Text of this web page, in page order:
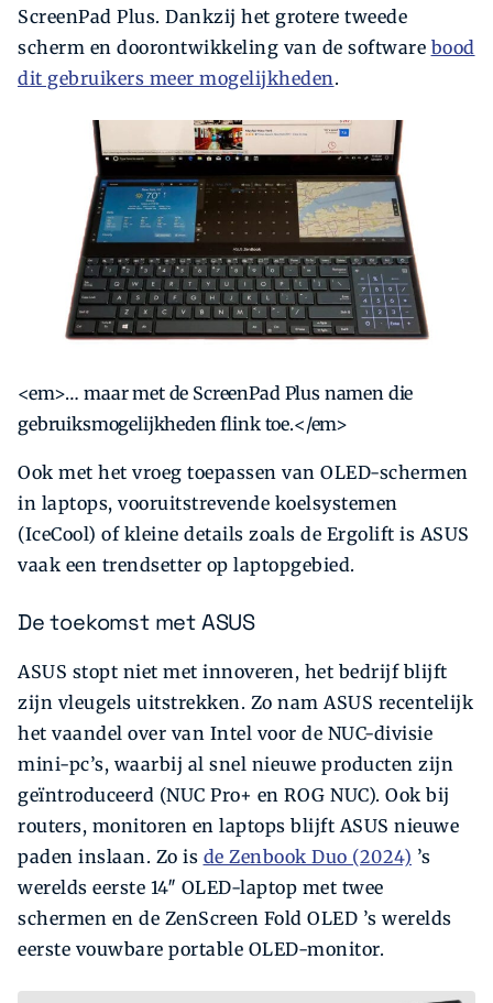
ScreenPad Plus. Dankzij het grotere tweede
scherm en doorontwikkeling van de software bood
dit gebruikers meer mogelijkheden.
<em>… maar met de ScreenPad Plus namen die
gebruiksmogelijkheden flink toe.</em>
Ook met het vroeg toepassen van OLED-schermen
in laptops, vooruitstrevende koelsystemen
(IceCool) of kleine details zoals de Ergolift is ASUS
vaak een trendsetter op laptopgebied.
De toekomst met ASUS
ASUS stopt niet met innoveren, het bedrijf blijft
zijn vleugels uitstrekken. Zo nam ASUS recentelijk
het vaandel over van Intel voor de NUC-divisie
mini-pc’s, waarbij al snel nieuwe producten zijn
geïntroduceerd (NUC Pro+ en ROG NUC). Ook bij
routers, monitoren en laptops blijft ASUS nieuwe
paden inslaan. Zo is de Zenbook Duo (2024) ’s
werelds eerste 14″ OLED-laptop met twee
schermen en de ZenScreen Fold OLED ’s werelds
eerste vouwbare portable OLED-monitor.